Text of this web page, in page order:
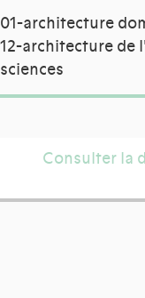
01-architecture
12-architecture de
sciences
Consulter la